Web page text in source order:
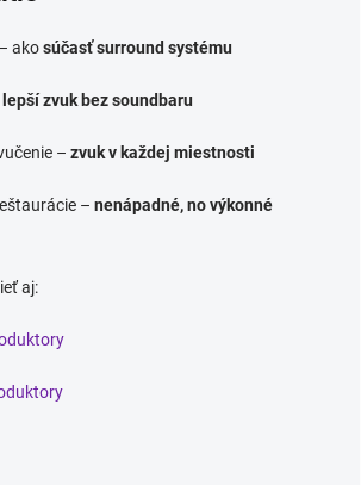
akosúčasť surround systému
lepší zvuk bez soundbaru
– zvuk v každej miestnosti
– nenápadné, no výkonné
aj: